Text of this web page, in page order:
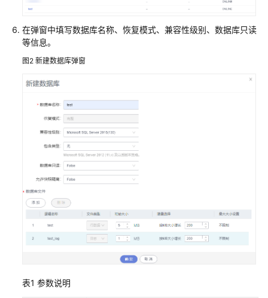
户
南
通
IAM
的
权
限
登
实
在弹窗中填写数据库名称、恢复模式、兼容性级别、数据库只读
等信息。
图2 新建数据库弹窗
表1 参数说明